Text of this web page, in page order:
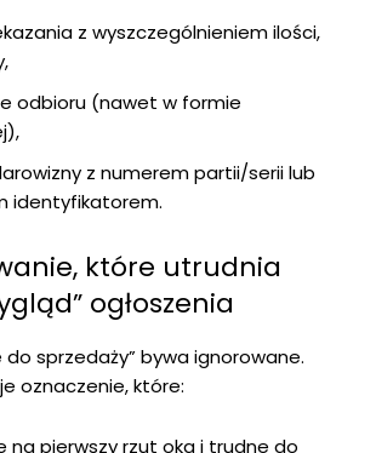
z wyszczególnieniem ilości,
odbioru (nawet w formie
z numerem partii/serii lub
identyfikatorem.
które utrudnia
ogłoszenia
do sprzedaży” bywa ignorowane.
oznaczenie, które:
na pierwszy rzut oka i trudne do